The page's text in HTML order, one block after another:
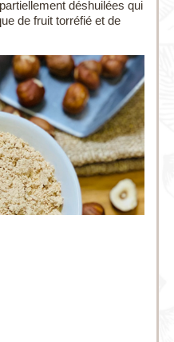
déshuilées qui
de fruit torréfié et de